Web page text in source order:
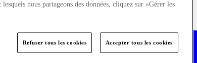
nous partageons des données, cliquez sur «Gérer les
Refuser tous les cookies Accepter tous les cookies